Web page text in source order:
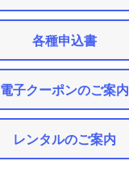
各種申込書
電子クーポンのご案内
レンタルのご案内